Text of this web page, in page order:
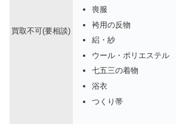
買取不可(要相談)
喪服
袴用の反物
絽・紗
ウール・ポリエステル
七五三の着物
浴衣
つくり帯